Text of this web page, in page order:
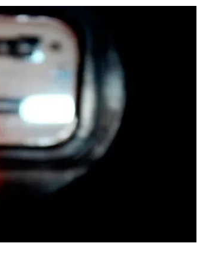
ВНАСЛІДОК ПОРАНЕНЬ, ОТРИМАНИХ НА ВІЙНІ,
ПОМЕР ВОЇН ЮРІЙ ВОЙТИК
25 листопада 2025 0